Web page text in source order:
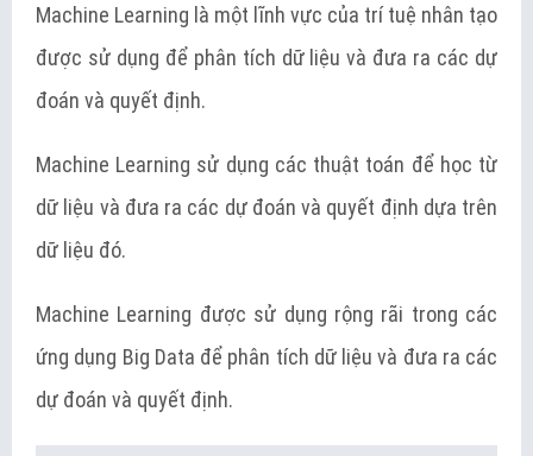
Machine Learning là một lĩnh vực của trí tuệ nhân tạo
được sử dụng để phân tích dữ liệu và đưa ra các dự
đoán và quyết định.
Machine Learning sử dụng các thuật toán để học từ
dữ liệu và đưa ra các dự đoán và quyết định dựa trên
dữ liệu đó.
Machine Learning được sử dụng rộng rãi trong các
ứng dụng Big Data để phân tích dữ liệu và đưa ra các
dự đoán và quyết định.